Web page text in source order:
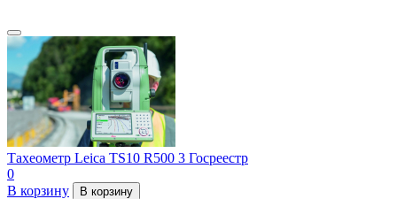
Тахеометр Leica TS10 R500 3 Госреестр
0
В корзину
В корзину